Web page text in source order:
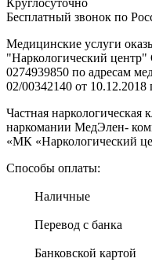
Бесплатный звонок по
Медицинские услуги
"Наркологический
0274939850 по адресам
02/00342140 от 10.12.2018
Частная наркологическая
наркомании МедЭлен-
«МК «Наркологический
Способы оплаты:
Наличные
Перевод с банка
Банковской картой